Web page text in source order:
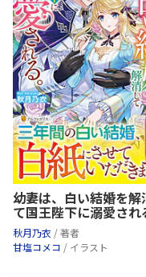
幼妻は、白い結婚を解
て国王陛下に溺愛され
秋月乃衣 / 著者
甘塩コメコ / イラスト